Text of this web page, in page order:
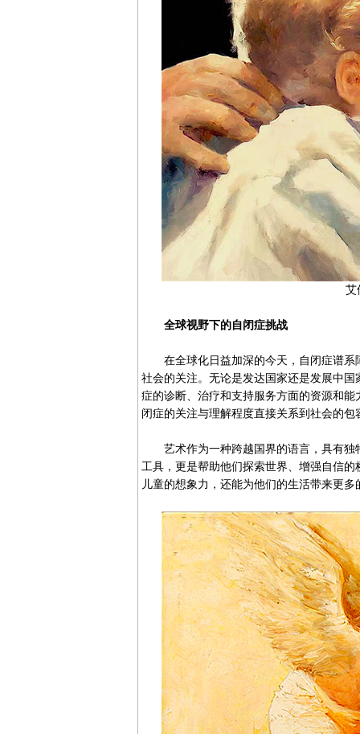
艾
全球视野下的自闭症挑战
在全球化日益加深的今天，自闭症谱系
社会的关注。无论是发达国家还是发展中
症的诊断、治疗和支持服务方面的资源和
闭症的关注与理解程度直接关系到社会的
艺术作为一种跨越国界的语言，具有独
工具，更是帮助他们探索世界、增强自信
儿童的想象力，还能为他们的生活带来更多